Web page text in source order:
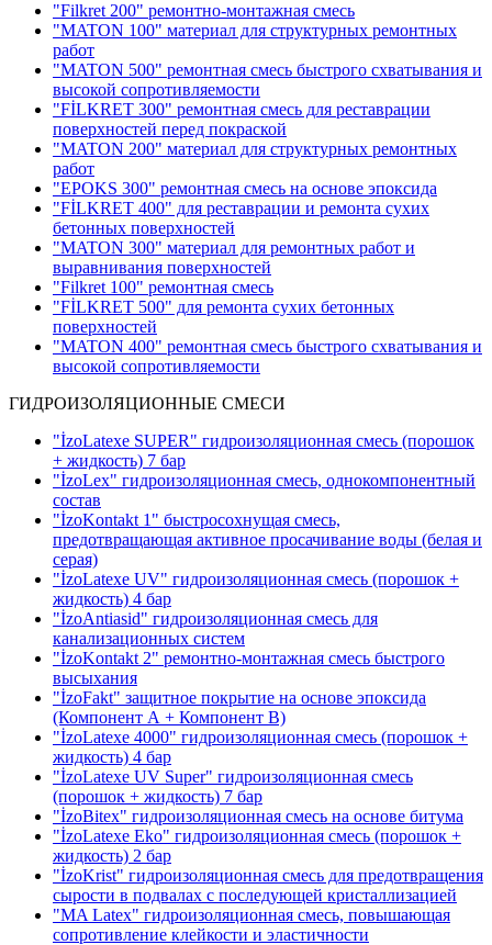
"Filkret 200" pемонтно-монтажная смесь
"MATON 100" материал для структурных ремонтных
работ
"MATON 500" ремонтная смесь быстрого схватывания и
высокой сопротивляемости
"FİLKRET 300" ремонтная смесь для реставрации
поверхностей перед покраской
"MATON 200" материал для структурных ремонтных
работ
"EPOKS 300" ремонтная смесь на основе эпоксида
"FİLKRET 400" для реставрации и ремонта сухих
бетонных поверхностей
"MATON 300" материал для ремонтных работ и
выравнивания поверхностей
"Filkret 100" ремонтная смесь
"FİLKRET 500" для ремонта сухих бетонных
поверхностей
"MATON 400" ремонтная смесь быстрого схватывания и
высокой сопротивляемости
ГИДРОИЗОЛЯЦИОННЫЕ СМЕСИ
"İzoLatexe SUPER" гидроизоляционная смесь (порошок
+ жидкость) 7 бар
"İzoLex" гидроизоляционная смесь, однокомпонентный
состав
"İzoKontakt 1" быстросохнущая смесь,
предотвращающая активное просачивание воды (белая и
серая)
"İzoLatexe UV" гидроизоляционная смесь (порошок +
жидкость) 4 бар
"İzoAntiasid" гидроизоляционная смесь для
канализационных систем
"İzoKontakt 2" ремонтно-монтажная смесь быстрого
высыхания
"İzoFakt" защитное покрытие на основе эпоксида
(Компонент А + Компонент В)
"İzoLatexe 4000" гидроизоляционная смесь (порошок +
жидкость) 4 бар
"İzoLatexe UV Super" гидроизоляционная смесь
(порошок + жидкость) 7 бар
"İzoBitex" гидроизоляционная смесь на основе битума
"İzoLatexe Eko" гидроизоляционная смесь (порошок +
жидкость) 2 бар
"İzoKrist" гидроизоляционная смесь для предотвращения
сырости в подвалах с последующей кристаллизацией
"MA Latex" гидроизоляционная смесь, повышающая
сопротивление клейкости и эластичности